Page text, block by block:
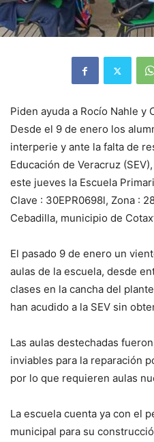
Piden ayuda a Rocío Nahle y
Desde el 9 de enero los
interperie y ante la falta de
Educación de Veracruz
este jueves la Escuela
Clave : 30EPR0698l, Zona :
Cebadilla, municipio de
El pasado 9 de enero un
aulas de la escuela, desde
clases en la cancha del
han acudido a la SEV sin
Las aulas destechadas
inviables para la reparación
por lo que requieren aulas
La escuela cuenta ya con el
municipal para su